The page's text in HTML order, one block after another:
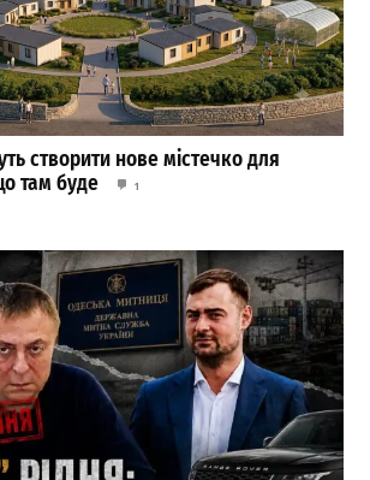
створити нове містечко для
там буде
1